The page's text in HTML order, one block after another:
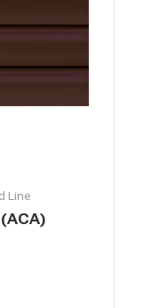
Line
(АСА)